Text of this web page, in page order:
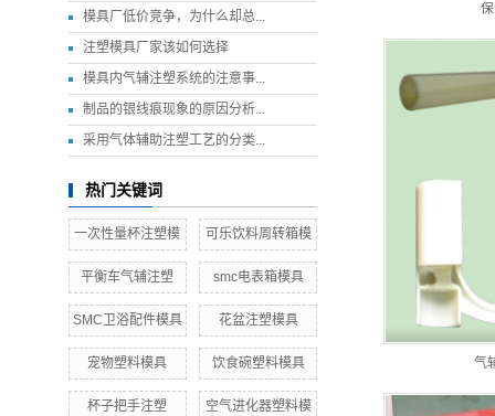
模具厂低价竞争，为什么却总...
注塑模具厂家该如何选择
模具内气辅注塑系统的注意事...
制品的银线痕现象的原因分析...
采用气体辅助注塑工艺的分类...
热门关键词
一次性量杯注塑模 可乐饮料周转箱模
平衡车气辅注塑 smc电表箱模具
SMC卫浴配件模具 花盆注塑模具
宠物塑料模具 饮食碗塑料模具
杯子把手注塑 空气进化器塑料模
气